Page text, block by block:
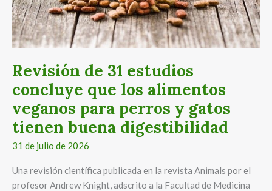
Revisión de 31 estudios
concluye que los alimentos
veganos para perros y gatos
tienen buena digestibilidad
31 de julio de 2026
Una revisión científica publicada en la revista Animals por el
profesor Andrew Knight, adscrito a la Facultad de Medicina
veganos
para
perros
y
gatos
tienen
buena
digestibilidad